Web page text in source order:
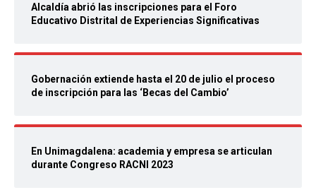
Alcaldía abrió las inscripciones para el Foro
Educativo Distrital de Experiencias Significativas
Gobernación extiende hasta el 20 de julio el proceso
de inscripción para las ‘Becas del Cambio’
En Unimagdalena: academia y empresa se articulan
durante Congreso RACNI 2023